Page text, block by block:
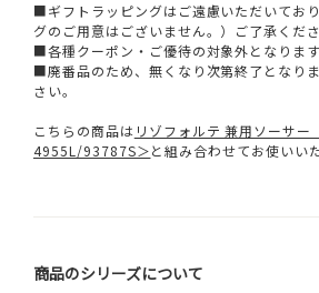
■ギフトラッピングはご遠慮いただいてお
グのご用意はございません。）ご了承くださ
■各種クーポン・ご優待の対象外となります
■廃番品のため、無くなり次第終了となり
さい。
こちらの商品は リゾフォルテ 兼用ソーサー
4955L/93787S＞と組み合わせてお使いい
商品のシリーズについて